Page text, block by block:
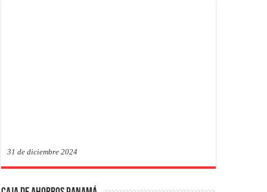
31 de diciembre 2024